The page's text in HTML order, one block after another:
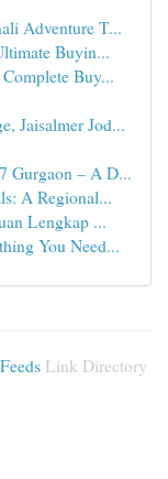
Adventure T...
Buyin...
Buy...
Jaisalmer Jod...
Gurgaon – A D...
A Regional...
Lengkap ...
You Need...
Link Directory